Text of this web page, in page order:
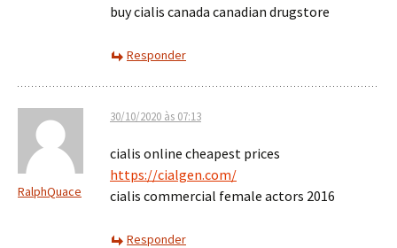
buy cialis canada canadian drugstore
Responder
RalphQuace
30/10/2020 às 07:13
cialis online cheapest prices
https://cialgen.com/
cialis commercial female actors 2016
Responder